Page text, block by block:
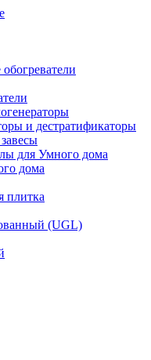
и дестратификаторы
для Умного дома
дома
плитка
(UGL)